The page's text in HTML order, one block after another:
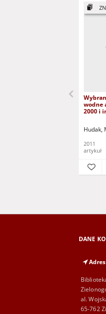
wodne
2000 i
the
Hudak,
2011
artykuł
DANE
Adres
al.
65-762